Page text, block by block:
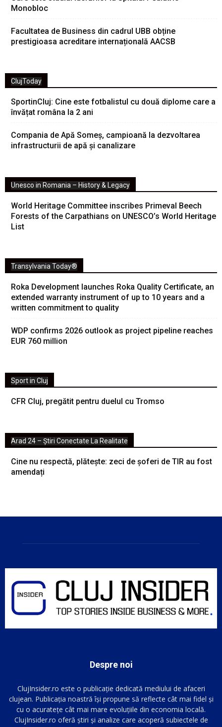
Monobloc
Facultatea de Business din cadrul UBB obține
prestigioasa acreditare internațională AACSB
ClujToday
SportinCluj: Cine este fotbalistul cu două diplome care a
învățat româna la 2 ani
Compania de Apă Someș, campioană la dezvoltarea
infrastructurii de apă și canalizare
Unesco in Romania – History & Legacy
World Heritage Committee inscribes Primeval Beech
Forests of the Carpathians on UNESCO’s World Heritage
List
Transylvania Today®
Roka Development launches Roka Quality Certificate, an
extended warranty instrument of up to 10 years and a
written commitment to quality
WDP confirms 2026 outlook as project pipeline reaches
EUR 760 million
Sport in Cluj
CFR Cluj, pregătit pentru duelul cu Tromso
Arad 24 – Știri Conectate La Realitate
Cine nu respectă, plătește: zeci de șoferi de TIR au fost
amendați
Despre noi
ClujInsider.ro este o publicație dedicată mediului de afaceri
clujean. Publicația noastră își propune să reflecte cât mai fidel și
cu o acuratețe cât mai mare evoluțiile din economia locală.
ClujInsider.ro oferă știri și analize care acoperă subiectele de